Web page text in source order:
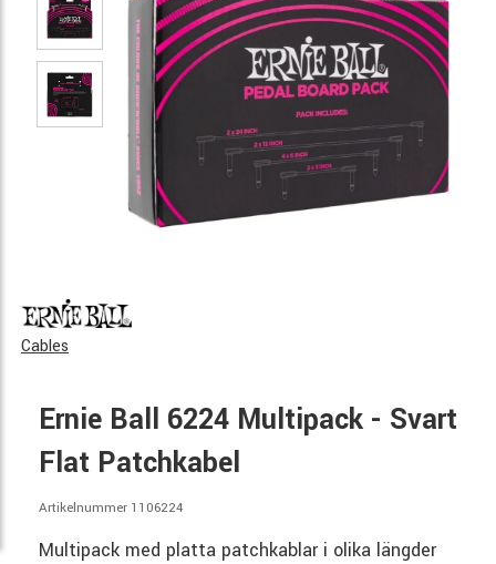
Cables
Ernie Ball 6224 Multipack - Svart
Flat Patchkabel
Artikelnummer 1106224
Multipack med platta patchkablar i olika längder